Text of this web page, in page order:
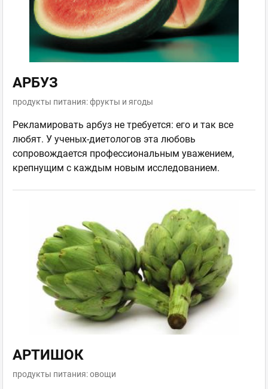
АРБУЗ
продукты питания: фрукты и ягоды
Рекламировать арбуз не требуется: его и так все
любят. У ученых-диетологов эта любовь
сопровождается профессиональным уважением,
крепнущим с каждым новым исследованием.
АРТИШОК
продукты питания: овощи